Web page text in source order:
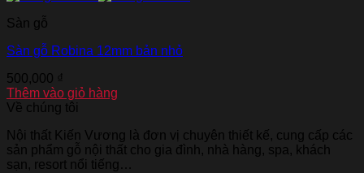
Sàn gỗ
Sàn gỗ Robina 12mm bản nhỏ
500,000 ₫
Thêm vào giỏ hàng
Về chúng tôi
Nội thất Kiến Vương là đơn vị chuyên thiết kế, cung cấp các
sản phẩm gỗ nội thất cho gia đình, nhà hàng, spa, khách
sạn, resort nổi tiếng…